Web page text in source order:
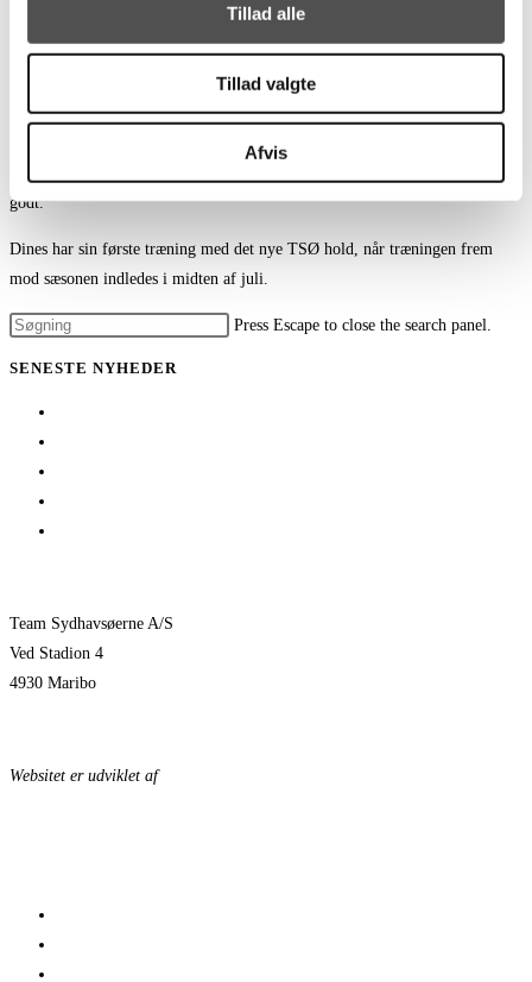
Tillad alle
Tillad valgte
Afvis
Om sit skifte til TSØ udtaler Dines
”Jeg glæder mig rigtig meget til at møde holdet og komme i gang med at
spille en masse håndbold. Jeg har et virkelig godt indtryk at TSØ både i
forhold til stemningen i hallen, sammensætningen af holdet og tilmed et
professionelt set up. Af de grunde er jeg rigtig glad for muligheden for at få
godt.”
Dines har sin første træning med det nye TSØ hold, når træningen frem
mod sæsonen indledes i midten af juli.
Press Escape to close the search panel.
SENESTE NYHEDER
Team Sydhavsøerne A/S
Ved Stadion 4
4930 Maribo
Websitet er udviklet af